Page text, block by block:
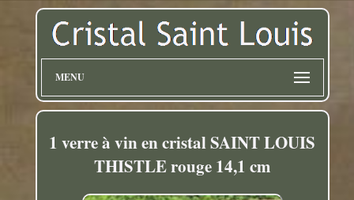
MENU
1 verre à vin en cristal SAINT LOUIS
THISTLE rouge 14,1 cm